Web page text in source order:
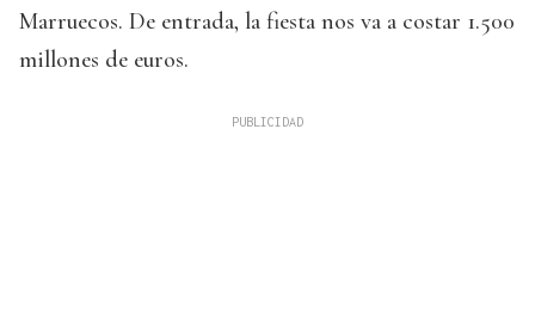
Marruecos. De entrada, la fiesta nos va a costar 1.500
millones de euros.